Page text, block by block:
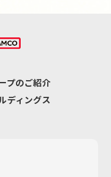
プのご紹介
ディングス